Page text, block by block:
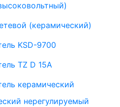
(керамический)
KSD-9700
TZ D 15A
керамический
нерегулируемый